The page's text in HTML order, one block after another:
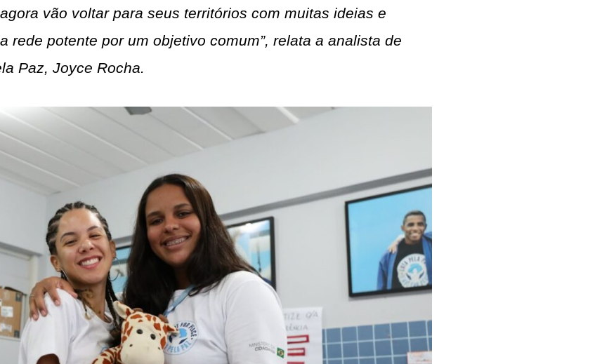
vão voltar para seus territórios com muitas ideias e
rede potente por um objetivo comum”, relata a analista de
Paz, Joyce Rocha.